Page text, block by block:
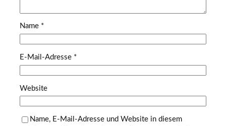
Name *
E-Mail-Adresse *
Website
Name, E-Mail-Adresse und Website in diesem